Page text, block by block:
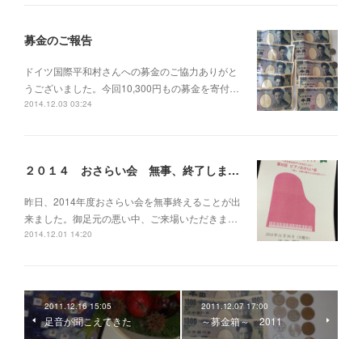
募金のご報告
ドイツ国際平和村さんへの募金のご協力ありがと
うございました。今回10,300円もの募金を寄付…
2014.12.03 03:24
２０１４ おさらい会 無事、終了しました。
昨日、2014年度おさらい会を無事終えることが出
来ました。御足元の悪い中、ご来場いただきま…
2014.12.01 14:20
2011.12.16 15:05
足音が聞こえてきた
2011.12.07 17:00
～募金箱～ 2011